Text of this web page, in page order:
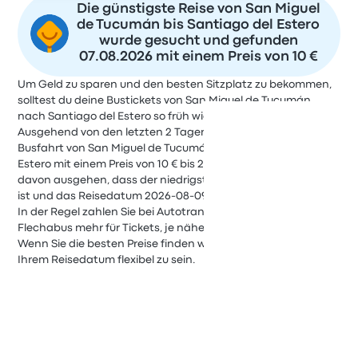
Die günstigste Reise von San Miguel
de Tucumán bis Santiago del Estero
wurde gesucht und gefunden
07.08.2026 mit einem Preis von 10 €
Um Geld zu sparen und den besten Sitzplatz zu bekommen,
solltest du deine Bustickets von San Miguel de Tucumán
nach Santiago del Estero so früh wie möglich kaufen.
Ausgehend von den letzten 2 Tagen kannst du für eine
Busfahrt von San Miguel de Tucumán nach Santiago del
Estero mit einem Preis von 10 € bis 24 € rechnen. Du kannst
davon ausgehen, dass der niedrigste Preis für die Reise 11 €
ist und das Reisedatum 2026-08-09 ist.
In der Regel zahlen Sie bei Autotransportes San Juan,
Flechabus mehr für Tickets, je näher das Abfahrtsdatum ist.
Wenn Sie die besten Preise finden wollen, ist es ratsam, bei
Ihrem Reisedatum flexibel zu sein.